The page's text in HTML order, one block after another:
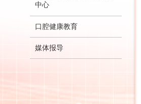
中心
口腔健康教育
媒体报导